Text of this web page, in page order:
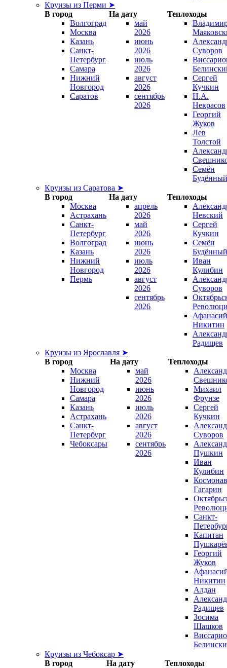
Круизы из Перми ➤
В город
На дату
Теплоходы
Волгоград
Москва
Казань
Санкт-
Петербург
Самара
Нижний
Новгород
Саратов
май
2026
июнь
2026
июль
2026
август
2026
сентябрь
2026
Суворов
Сергей
Кучкин
Н.А.
Некрасов
Георгий
Жуков
Лев
Толстой
Семён
Будённый
Круизы из Саратова ➤
В город
На дату
Теплоходы
Москва
Астрахань
Санкт-
Петербург
Волгоград
Казань
Нижний
Новгород
Пермь
апрель
2026
май
2026
июнь
2026
июль
2026
август
2026
сентябрь
2026
Невский
Сергей
Кучкин
Семён
Будённый
Иван
Кулибин
Суворов
Афанасий
Никитин
Радищев
Круизы из Ярославля ➤
В город
На дату
Теплоходы
Москва
Нижний
Новгород
Самара
Казань
Астрахань
Санкт-
Петербург
Чебоксары
май
2026
июнь
2026
июль
2026
август
2026
сентябрь
2026
Михаил
Фрунзе
Сергей
Кучкин
Суворов
Пушкин
Иван
Кулибин
Гагарин
Санкт-
Капитан
Георгий
Жуков
Никитин
Алдан
Радищев
Зосима
Шашков
Круизы из Чебоксар ➤
В город
На дату Теплоходы